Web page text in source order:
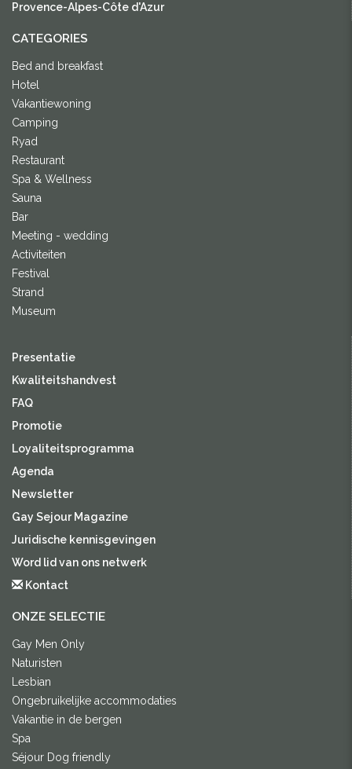
Provence-Alpes-Côte d'Azur
CATEGORIES
Bed and breakfast
Hotel
Vakantiewoning
Camping
Ryad
Restaurant
Spa & Wellness
Sauna
Bar
Meeting - wedding
Activiteiten
Festival
Strand
Museum
Presentatie
Kwaliteitshandvest
FAQ
Promotie
Loyaliteitsprogramma
Agenda
Newsletter
Gay Sejour Magazine
Juridische kennisgevingen
Word lid van ons netwerk
Kontact
ONZE SELECTIE
Gay Men Only
Naturisten
Lesbian
Ongebruikelijke accommodaties
Vakantie in de bergen
Spa
Séjour Dog friendly